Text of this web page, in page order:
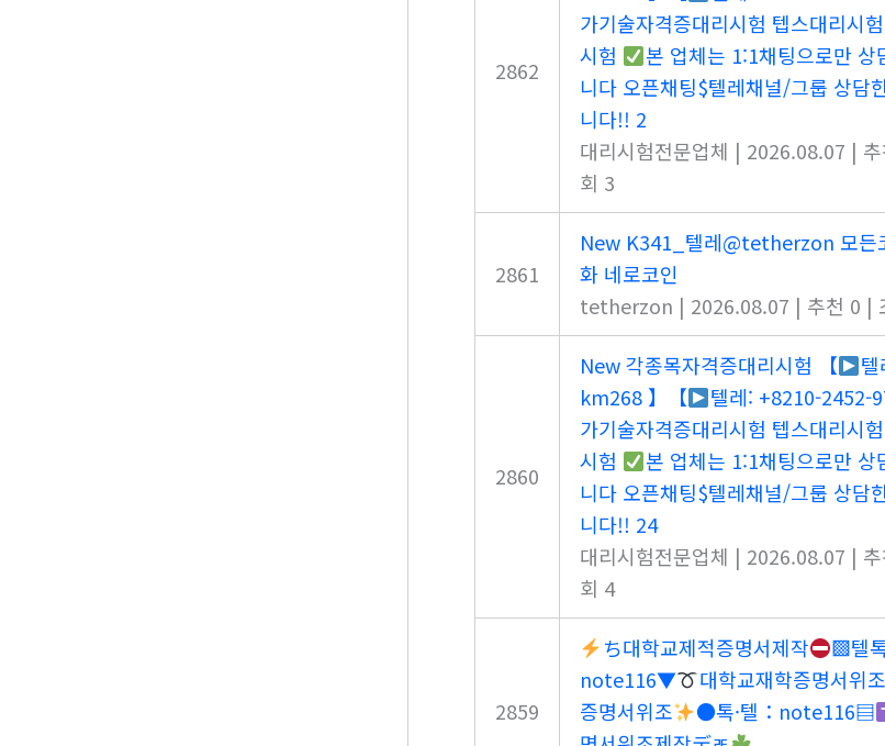
2862
가기술자격증대리시험 텝스대리시
시험
본 업체는 1:1채팅으로만 상
니다 오픈채팅$텔레채널/그룹 상담
니다!! 2
대리시험전문업체 | 2026.08.07 |
회 3
2861
New K341_텔레@tetherzon 모든
화 네로코인
tetherzon | 2026.08.07 | 추천 0 |
2860
New각종목자격증대리시험 【
km268 】【
텔레: +8210-2452-
가기술자격증대리시험 텝스대리시
시험
본 업체는 1:1채팅으로만 상
니다 오픈채팅$텔레채널/그룹 상담
니다!! 24
대리시험전문업체 | 2026.08.07 |
회 4
2859
ち대학교제적증명서제작
▩텔­
note116▼
대학교재학증명서위조
증명서위조
●톡·텔：note116▤